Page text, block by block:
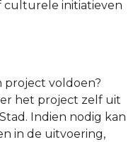
culturele initiatieven
project voldoen?
het project zelf uit
Indien nodig kan
in de uitvoering,